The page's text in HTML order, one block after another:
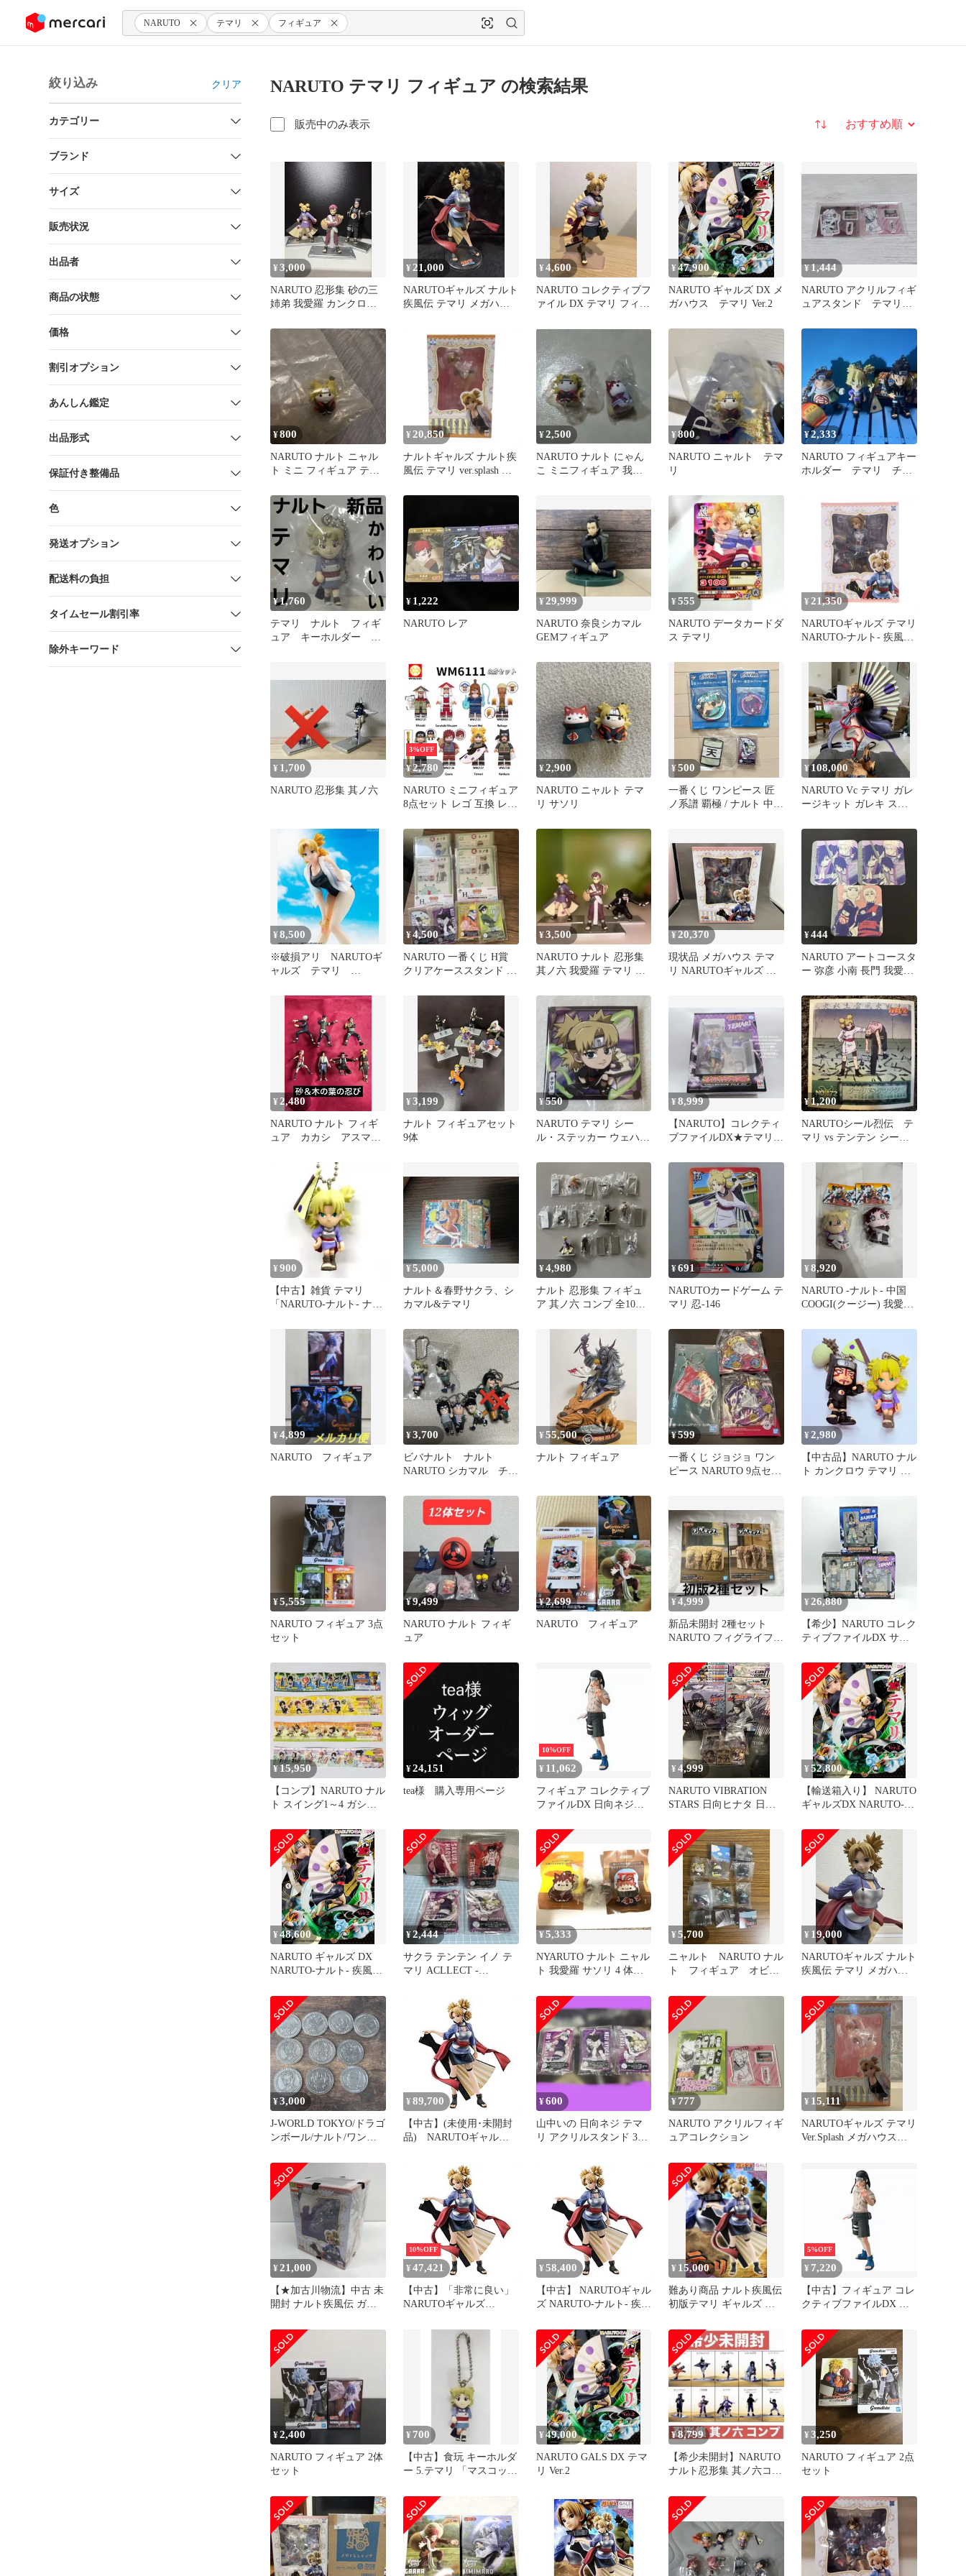
ツにスキップ NARUTO テマリ フィギュア
絞り込み クリア
カテゴリー
ブランド
サイズ
販売状況
出品者
商品の状態
価格
割引オプション
あんしん鑑定
出品形式
保証付き整備品
色
発送オプション
配送料の負担
タイムセール割引率
除外キーワード
NARUTO テマリ フィギュア の検索結果
販売中のみ表示 並び替え
¥3,000
NARUTO 忍形集 砂の三
姉弟 我愛羅 カンクロウ
¥ 21,000
NARUTOギャルズ ナルト
疾風伝 テマリ メガハウ
¥4,600
NARUTO コレクティブフ
ァイル DX テマリ フィギ
¥47,900
NARUTO ギャルズ DX メ
ガハウス テマリ Ver.2
¥1,444
NARUTO アクリルフィギ
ュアスタンド テマリ
¥800
NARUTO ナルト ニャル
ト ミニ フィギュア テマ
¥ 20,850
ナルトギャルズ ナルト疾
風伝 テマリ ver.splash フ
¥2,500
NARUTO ナルト にゃん
こ ミニフィギュア 我愛
¥800
NARUTO ニャルト テマ
リ
¥2,333
NARUTO フィギュアキー
ホルダー テマリ チョ
¥1,760
テマリ ナルト フィギ
ュア キーホルダー ア
¥ 1,222
NARUTO レア
¥ 29,999
NARUTO 奈良シカマル
GEMフィギュア
¥555
NARUTO データカードダ
ス テマリ
¥ 21,350
NARUTOギャルズ テマリ
NARUTO-ナルト- 疾風伝
店舗&オンラインショッ
プ限定 メガハウス
¥ 1,700
NARUTO 忍形集 其ノ六
3%OFF
¥2,780
NARUTO ミニフィギュア
8点セット レゴ 互換 レゴ
付 猿飛ヒルゼン/我愛羅/
テマリ/カンクロウ/
WM6111
¥2,900
NARUTO ニャルト テマ
リ サソリ
¥500
一番くじ ワンピース 匠
ノ系譜 覇極 / ナルト 中忍
¥108,000
NARUTO Vc テマリ ガレ
ージキット ガレキ スタ
¥8,500
※破損アリ NARUTOギ
ャルズ テマリ
¥4,500
NARUTO 一番くじ H賞
クリアケーススタンド 4
¥3,500
NARUTO ナルト 忍形集
其ノ六 我愛羅 テマリ カ
¥ 20,370
現状品 メガハウス テマ
リ NARUTOギャルズ プ
¥444
NARUTO アートコースタ
ー 弥彦 小南 長門 我愛羅
¥ 2,480
NARUTO ナルト フィギ
ュア カカシ アスマ
¥3,199
ナルト フィギュアセット
9体
¥550
NARUTO テマリ シー
ル・ステッカー ウェハー
¥8,999
【NARUTO】コレクティ
ブファイルDX★テマリ★
¥ 1,200
NARUTOシール烈伝 テ
マリ vs テンテン シール
¥ 900
【中古】雑貨 テマリ
「NARUTO-ナルト- ナル
¥5,000
ナルト＆春野サクラ、シ
カマル&テマリ
¥4,980
ナルト 忍形集 フィギュ
ア 其ノ六 コンプ 全10
ラ売不可
¥691
NARUTOカードゲーム テ
マリ 忍-146
¥8,920
NARUTO -ナルト- 中国
COOGI(クージー) 我愛羅
セット 未開封
¥4,899
NARUTO フィギュア
¥3,700
ビバナルト ナルト
NARUTO シカマル チョ
ーホルダー
¥55,500
ナルト フィギュア
¥599
一番くじ ジョジョ ワン
ピース NARUTO 9点セッ
¥2,980
【中古品】NARUTO ナル
ト カンクロウ テマリ フ
体セット
¥5,555
NARUTO フィギュア 3点
セット
¥9,499
NARUTO ナルト フィギ
ュア
¥2,699
NARUTO フィギュア
¥4,999
新品未開封 2種セット
NARUTO フィグライフ！
¥26,880
【希少】NARUTO コレク
ティブファイルDX サス
¥15,950
【コンプ】NARUTO ナル
ト スイング1～4 ガシャ
¥24,151
tea様 購入専用ページ
10%OFF
¥ 11,062
フィギュア コレクティブ
ファイルDX 日向ネジ
【10日以内発送】
¥4,999
NARUTO VIBRATION
STARS 日向ヒナタ 日向
¥52,800
【輸送箱入り】 NARUTO
ギャルズDX NARUTO-ナ
新品未開封 送料込
¥48,600
NARUTO ギャルズ DX
NARUTO-ナルト- 疾風
¥2,444
サクラ テンテン イノ テ
マリ ACLLECT -
¥5,333
NYARUTO ナルト ニャル
ト 我愛羅 サソリ 4 体セ
¥5,700
ニャルト NARUTO ナル
ト フィギュア オビ
¥ 19,000
NARUTOギャルズ ナルト
疾風伝 テマリ メガハウ
¥3,000
J-WORLD TOKYO/ドラゴ
ンボール/ナルト/ワンピ
¥ 89,700
【中古】(未使用･未開封
品) NARUTOギャルズ
テマリ 完成品フィギュア
¥600
山中いの 日向ネジ テマ
リ アクリルスタンド 3点
¥ 777
NARUTO アクリルフィギ
ュアコレクション
¥ 15,111
NARUTOギャルズ テマリ
Ver.Splash メガハウス
¥21,000
【★加古川物流】中古 未
開封 ナルト疾風伝 ガー
ガハウス**【701】
10%OFF
¥ 47,421
【中古】「非常に良い」
NARUTOギャルズ
テマリ 完成品フィギュア
¥ 58,400
【中古】 NARUTOギャル
ズ NARUTO‐ナルト‐ 疾風
ュア
¥ 15,000
難あり商品 ナルト疾風伝
初版テマリ ギャルズ フ
5%OFF
¥ 7,220
【中古】フィギュア コレ
クティブファイルDX 日
ト-」
¥2,400
NARUTO フィギュア 2体
セット
¥ 700
【中古】食玩 キーホルダ
ー 5.テマリ 「マスコット
さんばんめ」
¥49,000
NARUTO GALS DX テマ
リ Ver.2
¥8,799
【希少未開封】NARUTO
ナルト忍形集 其ノ六コン
¥3,250
NARUTO フィギュア 2点
セット